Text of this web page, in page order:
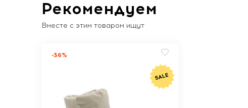
Рекомендуем
Вместе с этим товаром ищут
-36%